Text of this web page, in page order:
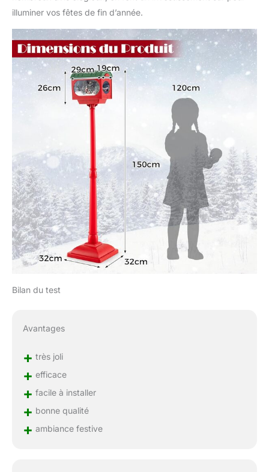
illuminer vos fêtes de fin d’année.
Bilan du test
Avantages
+ très joli
+ efficace
+ facile à installer
+ bonne qualité
+ ambiance festive